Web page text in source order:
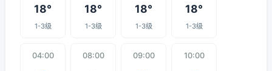
18°
1-3级
18°
1-3级
18°
1-3级
18°
1-3级
04:00 08:00 09:00 10:00